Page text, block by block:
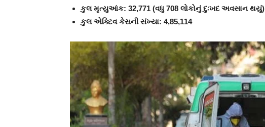
કુલ મૃત્યુઆંક: 32,771 (વધુ 708 લોકોનું દુઃખદ અવસાન થયું)
કુલ એક્ટિવ કેસની સંખ્યા: 4,85,114